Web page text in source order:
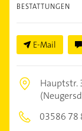
BESTATTUNGEN
E-Mail
Hauptstr.
03586 78